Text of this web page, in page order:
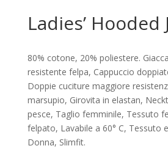
Ladies’ Hooded
80% cotone, 20% poliestere.
resistente felpa, Cappuccio
Doppie cuciture maggiore
marsupio, Girovita in elastan,
pesce, Taglio femminile, Tessuto
felpato, Lavabile a 60° C, Tessuto
Donna, Slimfit.